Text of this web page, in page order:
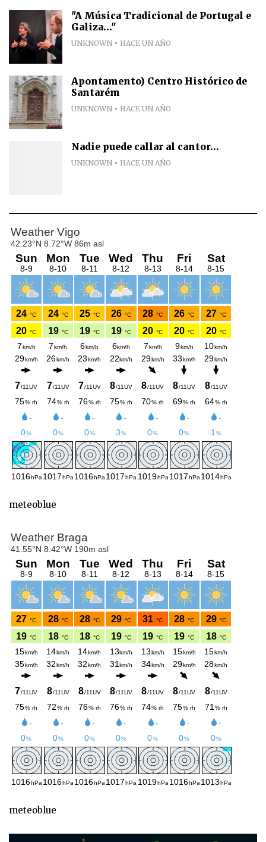
"A Música Tradicional de Portugal e
Galiza..."
UNKNOWN HACE UN AÑO
Apontamento) Centro Histórico de
Santarém
UNKNOWN HACE UN AÑO
Nadie puede callar al cantor...
UNKNOWN HACE UN AÑO
meteoblue
meteoblue